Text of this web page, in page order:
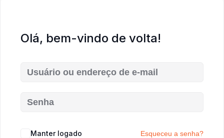
Olá, bem-vindo de volta!
Manter logado Esqueceu a senha?